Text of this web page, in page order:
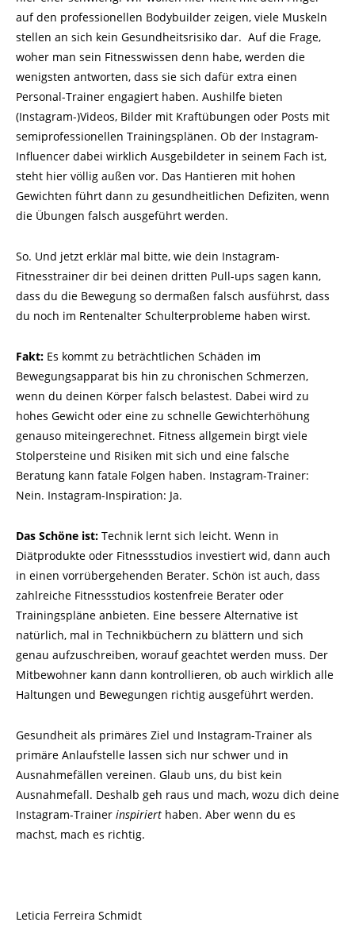
auf den professionellen Bodybuilder zeigen, viele Muskeln
stellen an sich kein Gesundheitsrisiko dar. Auf die Frage,
woher man sein Fitnesswissen denn habe, werden die
wenigsten antworten, dass sie sich dafür extra einen
Personal-Trainer engagiert haben. Aushilfe bieten
(Instagram-)Videos, Bilder mit Kraftübungen oder Posts mit
semiprofessionellen Trainingsplänen. Ob der Instagram-
Influencer dabei wirklich Ausgebildeter in seinem Fach ist,
steht hier völlig außen vor. Das Hantieren mit hohen
Gewichten führt dann zu gesundheitlichen Defiziten, wenn
die Übungen falsch ausgeführt werden.
So. Und jetzt erklär mal bitte, wie dein Instagram-
Fitnesstrainer dir bei deinen dritten Pull-ups sagen kann,
dass du die Bewegung so dermaßen falsch ausführst, dass
du noch im Rentenalter Schulterprobleme haben wirst.
Fakt: Es kommt zu beträchtlichen Schäden im
Bewegungsapparat bis hin zu chronischen Schmerzen,
wenn du deinen Körper falsch belastest. Dabei wird zu
hohes Gewicht oder eine zu schnelle Gewichterhöhung
genauso miteingerechnet. Fitness allgemein birgt viele
Stolpersteine und Risiken mit sich und eine falsche
Beratung kann fatale Folgen haben. Instagram-Trainer:
Nein. Instagram-Inspiration: Ja.
Das Schöne ist: Technik lernt sich leicht. Wenn in
Diätprodukte oder Fitnessstudios investiert wid, dann auch
in einen vorrübergehenden Berater. Schön ist auch, dass
zahlreiche Fitnessstudios kostenfreie Berater oder
Trainingspläne anbieten. Eine bessere Alternative ist
natürlich, mal in Technikbüchern zu blättern und sich
genau aufzuschreiben, worauf geachtet werden muss. Der
Mitbewohner kann dann kontrollieren, ob auch wirklich alle
Haltungen und Bewegungen richtig ausgeführt werden.
Gesundheit als primäres Ziel und Instagram-Trainer als
primäre Anlaufstelle lassen sich nur schwer und in
Ausnahmefällen vereinen. Glaub uns, du bist kein
Ausnahmefall. Deshalb geh raus und mach, wozu dich deine
Instagram-Trainer inspiriert haben. Aber wenn du es
machst, mach es richtig.
Leticia Ferreira Schmidt